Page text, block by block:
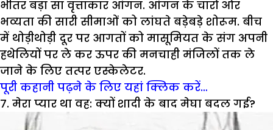
भीतर बड़ा सा वृत्ताकार आंगन. आंगन के चारों ओर
भव्यता की सारी सीमाओं को लांघते बड़ेबड़े शोरूम. बीच
में थोड़ीथोड़ी दूर पर आगतों को मासूमियत के संग अपनी
हथेलियों पर ले कर ऊपर की मनचाही मंजिलों तक ले
जाने के लिए तत्पर एस्केलेटर.
पूरी कहानी पढ़ने के लिए यहां क्लिक करें…
7. मेरा प्यार था वह: क्यों शादी के बाद मेघा बदल गई?